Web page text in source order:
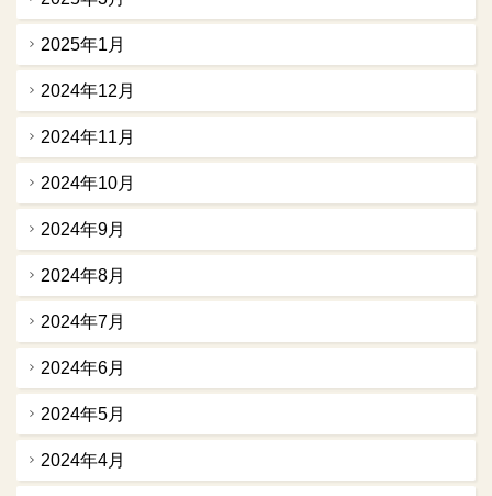
2025年1月
2024年12月
2024年11月
2024年10月
2024年9月
2024年8月
2024年7月
2024年6月
2024年5月
2024年4月